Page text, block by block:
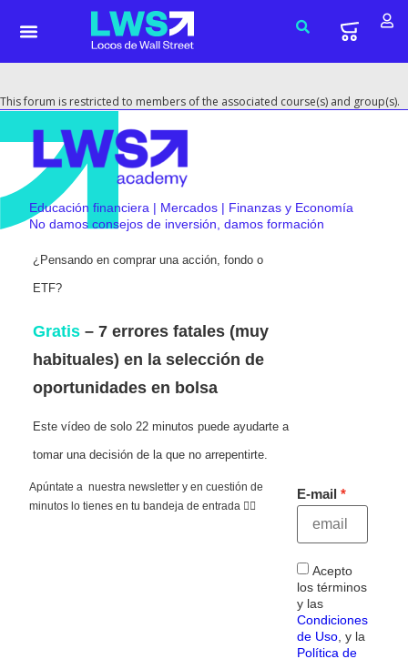
This forum is restricted to members of the associated course(s) and group(s).
Educación financiera | Mercados | Finanzas y Economía
No damos consejos de inversión, damos formación
¿Pensando en comprar una acción, fondo o
ETF?
Gratis – 7 errores fatales (muy
habituales) en la selección de
oportunidades en bolsa
Este vídeo de solo 22 minutos puede ayudarte a
tomar una decisión de la que no arrepentirte.
Apúntate a nuestra newsletter y en cuestión de
minutos lo tienes en tu bandeja de entrada 👇🏻
E-mail
Acepto
los términos
y las
Condiciones
de Uso, y la
Política de